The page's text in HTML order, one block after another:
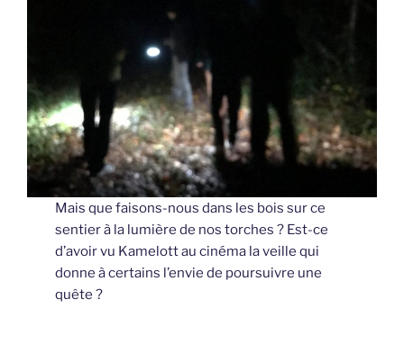
Mais que faisons-nous dans les bois sur ce
sentier à la lumière de nos torches ? Est-ce
d’avoir vu Kamelott au cinéma la veille qui
donne à certains l’envie de poursuivre une
quête ?